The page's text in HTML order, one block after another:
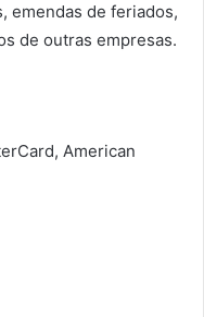
emendas de feriados,
de outras empresas.
American